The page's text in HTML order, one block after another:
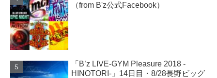
（from B'z公式Facebook）
「B’z LIVE-GYM Pleasure 2018 -
HINOTORI-」14日目・8/28長野ビッグ